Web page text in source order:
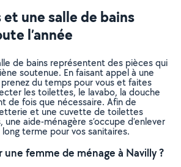
une salle de bains
l’année
de bains représentent des pièces qui
soutenue. En faisant appel à une
du temps pour vous et faites
les toilettes, le lavabo, la douche
de fois que nécessaire. Afin de
et une cuvette de toilettes
aide-ménagère s’occupe d’enlever
terme pour vos sanitaires.
femme de ménage à Navilly ?